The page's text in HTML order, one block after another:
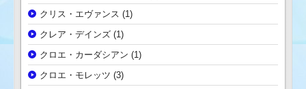
クリス・エヴァンス (1)
クレア・デインズ (1)
クロエ・カーダシアン (1)
クロエ・モレッツ (3)